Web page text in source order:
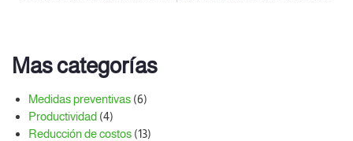
Mas categorías
Medidas preventivas(6)
Productividad(4)
Reducción de costos(13)